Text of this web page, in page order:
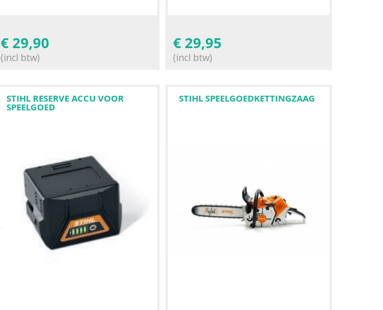
€ 29,90
(incl btw)
€ 29,95
(incl btw)
STIHL RESERVE ACCU VOOR
SPEELGOED
STIHL SPEELGOEDKETTINGZAAG